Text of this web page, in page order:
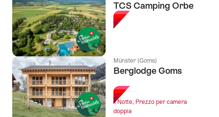
TCS Camping Orbe
Münster (Goms)
Berglodge Goms
1 Notte, Prezzo per camera
doppia